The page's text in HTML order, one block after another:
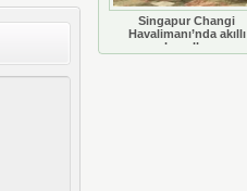
Singapur Changi
Havalimanı’nda akıllı
bavullar